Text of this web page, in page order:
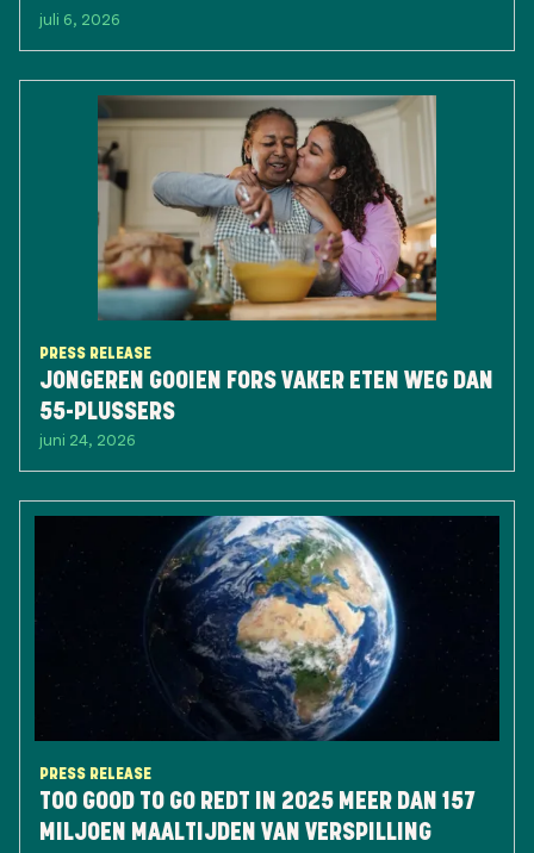
juli 6, 2026
PRESS RELEASE
JONGEREN GOOIEN FORS VAKER ETEN WEG DAN
55-PLUSSERS
juni 24, 2026
PRESS RELEASE
TOO GOOD TO GO REDT IN 2025 MEER DAN 157
MILJOEN MAALTIJDEN VAN VERSPILLING